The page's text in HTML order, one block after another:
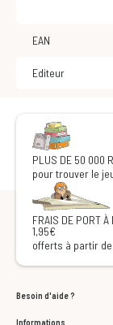
EAN
Editeur
PLUS DE 50 000
pour trouver le
FRAIS DE PORT À
1,95€
offerts à partir
Besoin d'aide ?
Informations